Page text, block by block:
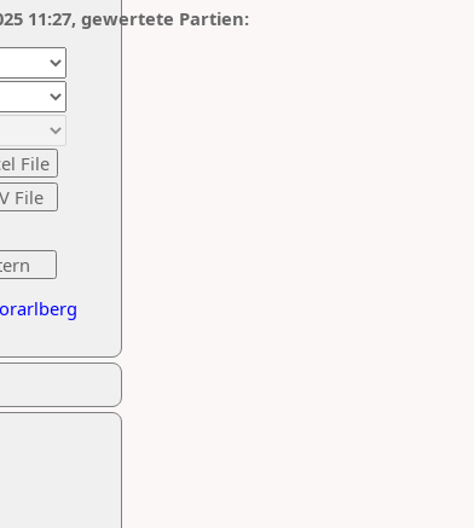
11:27, gewertete Partien: